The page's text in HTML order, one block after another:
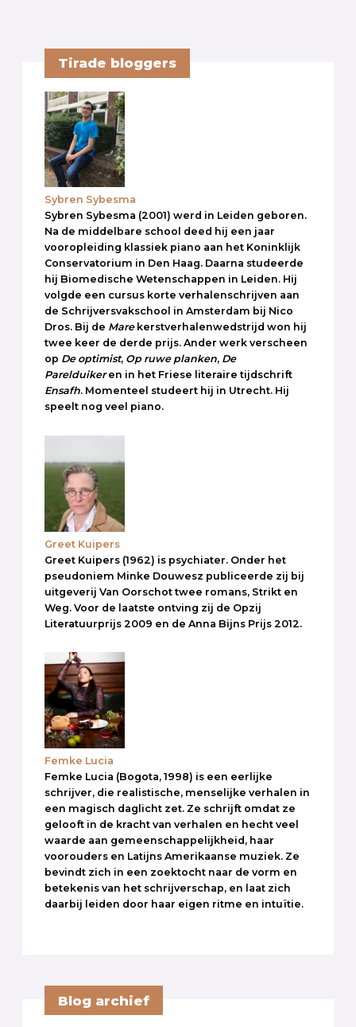
Tirade bloggers
Sybren Sybesma
Sybren Sybesma (2001) werd in Leiden geboren.
Na de middelbare school deed hij een jaar
vooropleiding klassiek piano aan het Koninklijk
Conservatorium in Den Haag. Daarna studeerde
hij Biomedische Wetenschappen in Leiden. Hij
volgde een cursus korte verhalenschrijven aan
de Schrijversvakschool in Amsterdam bij Nico
Dros. Bij de Marekerstverhalenwedstrijd won hij
twee keer de derde prijs. Ander werk verscheen
op De optimist, Op ruwe planken, De
Parelduikeren in het Friese literaire tijdschrift
Ensafh. Momenteel studeert hij in Utrecht. Hij
speelt nog veel piano.
Greet Kuipers
Greet Kuipers (1962) is psychiater. Onder het
pseudoniem Minke Douwesz publiceerde zij bij
uitgeverij Van Oorschot twee romans, Strikt en
Weg. Voor de laatste ontving zij de Opzij
Literatuurprijs 2009 en de Anna Bijns Prijs 2012.
Femke Lucia
Femke Lucia (Bogota, 1998) is een eerlijke
schrijver, die realistische, menselijke verhalen in
een magisch daglicht zet. Ze schrijft omdat ze
gelooft in de kracht van verhalen en hecht veel
waarde aan gemeenschappelijkheid, haar
voorouders en Latijns Amerikaanse muziek. Ze
bevindt zich in een zoektocht naar de vorm en
betekenis van het schrijverschap, en laat zich
daarbij leiden door haar eigen ritme en intuïtie.
Blog archief